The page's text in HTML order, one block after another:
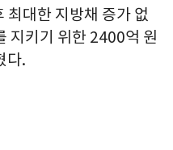
최대한 지방채 증가 없
지키기 위한 2400억 원
다.